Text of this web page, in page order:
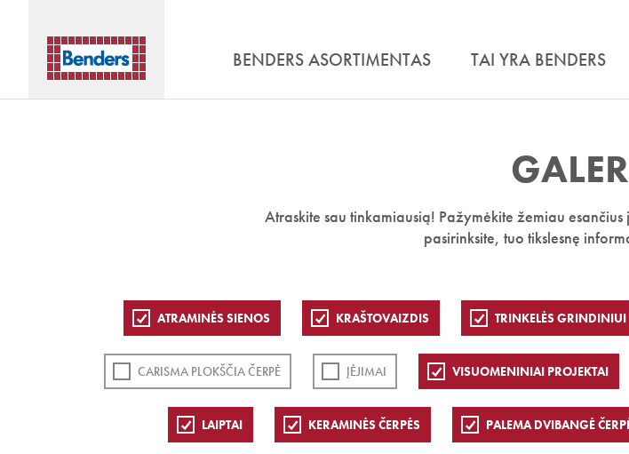
BENDERS ASORTIMENTAS TAI YRA BENDERS
Atraskite sau tinkamiausią! Pažymėkite žemiau
pasirinksite, tuo tikslesnę
ATRAMINĖS SIENOS KRAŠTOVAIZDIS TRINKELĖS GRINDINIUI
CARISMA PLOKŠČIA ČERPĖ ĮĖJIMAI VISUOMENINIAI PROJEKTAI
LAIPTAI KERAMINĖS ČERPĖS PALEMA DVIBANGĖ